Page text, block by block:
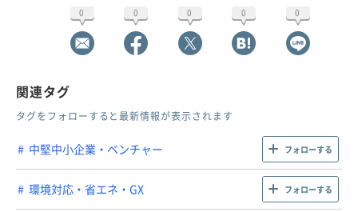
0 0 0 0 0
関連タグ
タグをフォローすると最新情報が表示されます
中堅中小企業・ベンチャー フォローする
環境対応・省エネ・GX フォローする